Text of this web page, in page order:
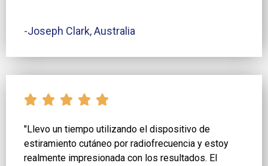
-Joseph Clark, Australia
"Llevo un tiempo utilizando el dispositivo de
estiramiento cutáneo por radiofrecuencia y estoy
realmente impresionada con los resultados. El